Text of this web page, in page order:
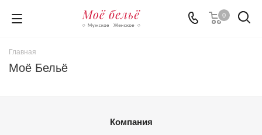
0
Главная
Моё Бельё
Компания